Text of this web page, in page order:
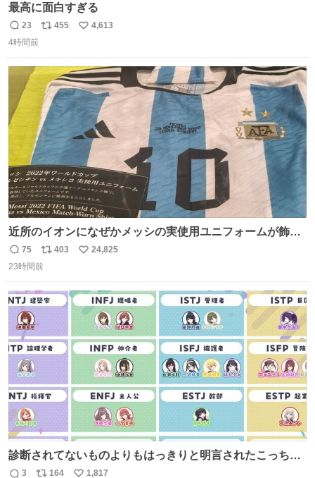
最高に面白すぎる
返
信
23
リ
ト
数
455
い
数
4,613
4時間前
近所のイオンになぜかメッシの実使用ユニフォームが飾っ
てあっておもろい
返
信
75
リ
ポ
ト
403
い
24,825
23時間前
診断されてないものよりもはっきりと明言されたこっちで
話しませんかというお気持ち
3 164 1,817